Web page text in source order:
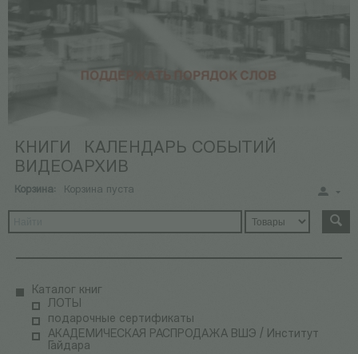
КНИГИ
КАЛЕНДАРЬ СОБЫТИЙ
ВИДЕОАРХИВ
Корзина: Корзина пуста
Каталог книг
ЛОТЫ
подарочные сертификаты
АКАДЕМИЧЕСКАЯ РАСПРОДАЖА ВШЭ / Институт
Гайдара